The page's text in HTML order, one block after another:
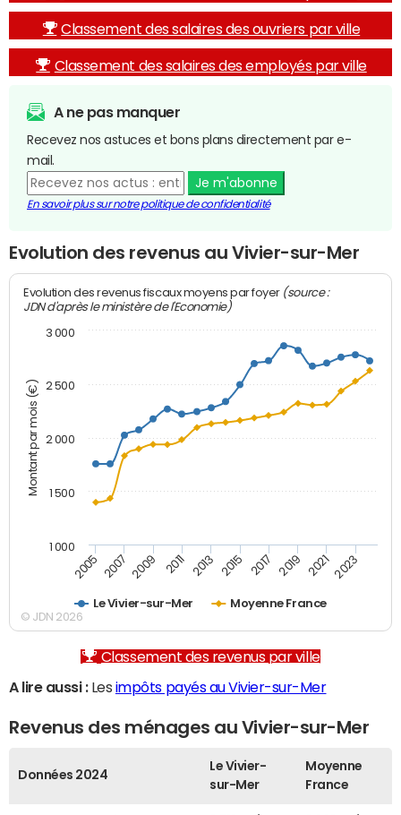
Classement des salaires des ouvriers par ville
Classement des salaires des employés par ville
A ne pas manquer
Recevez nos astuces et bons plans directement par e-
mail.
Je m'abonne
En savoir plus sur notre politique de confidentialité
Evolution des revenus au Vivier-sur-Mer
Montant par mois (€)
Evolution des revenus fiscaux moyens par foyer (source :
JDN d'après le ministère de l'Economie)
Le Vivier-sur-Mer Moyenne France
2005 2007 2009 2011 2013 2015 2017 2019 2021 2023
1 000
1 500
2 000
2 500
3 000
© JDN 2026
Classement des revenus par ville
A lire aussi :Les impôts payés au Vivier-sur-Mer
Revenus des ménages au Vivier-sur-Mer
Données 2024
Le Vivier-
sur-Mer
Moyenne
France